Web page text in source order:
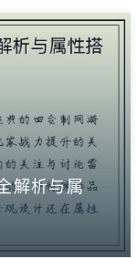
解析与属